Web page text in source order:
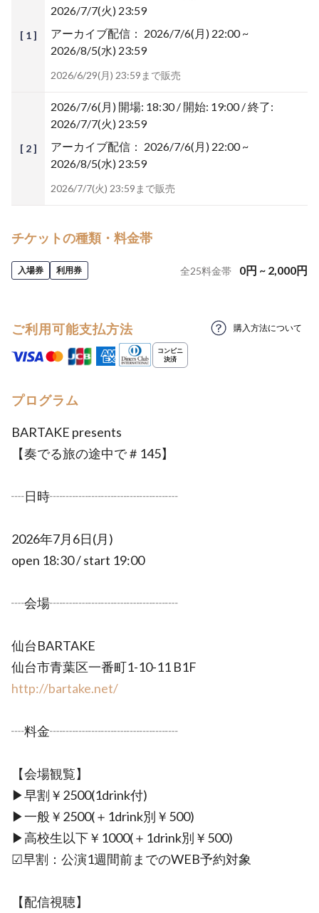
[ 1 ]
2026/7/7(火) 23:59
アーカイブ配信： 2026/7/6(月) 22:00 ~
2026/8/5(水) 23:59
2026/6/29(月) 23:59まで販売
[ 2 ]
2026/7/6(月) 開場: 18:30 / 開始: 19:00 / 終了:
2026/7/7(火) 23:59
アーカイブ配信： 2026/7/6(月) 22:00 ~
2026/8/5(水) 23:59
2026/7/7(火) 23:59まで販売
チケットの種類・料金帯
入場券 利用券 全25料金帯 0円 ~ 2,000円
ご利用可能支払方法 購入方法について
プログラム
BARTAKE presents
【奏でる旅の途中で＃145】
┈日時┈┈┈┈┈┈┈┈┈┈
2026年7月6日(月)
open 18:30 / start 19:00
┈会場┈┈┈┈┈┈┈┈┈┈
仙台BARTAKE
仙台市青葉区一番町1-10-11 B1F
http://bartake.net/
┈料金┈┈┈┈┈┈┈┈┈┈
【会場観覧】
▶︎早割￥2500(1drink付)
▶︎一般￥2500(＋1drink別￥500)
▶︎高校生以下￥1000(＋1drink別￥500)
☑早割：公演1週間前までのWEB予約対象
【配信視聴】